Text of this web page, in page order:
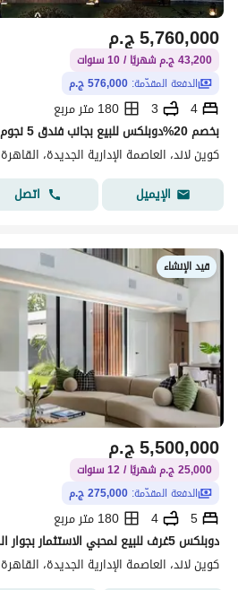
ج.م5,760,000
43,200 ج.م شهريًا / 10 سنوات
الدفعة المقدّمة: 576,000 ج.م
4
3
180 متر مربع
كوين لاند، العاصمة الإدارية الجديدة، القاهرة
الإيميل
اتصل
قيد الإنشاء
ج.م5,500,000
25,000 ج.م شهريًا / 12 سنوات
الدفعة المقدّمة: 275,000 ج.م
5
4
180 متر مربع
كوين لاند، العاصمة الإدارية الجديدة، القاهرة